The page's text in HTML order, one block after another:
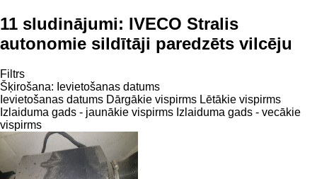
11 sludinājumi: IVECO Stralis
autonomie sildītāji paredzēts vilcēju
Filtrs
Šķirošana: Ievietošanas datums
Ievietošanas datums Dārgākie vispirms Lētākie vispirms
Izlaiduma gads - jaunākie vispirms Izlaiduma gads - vecākie
vispirms